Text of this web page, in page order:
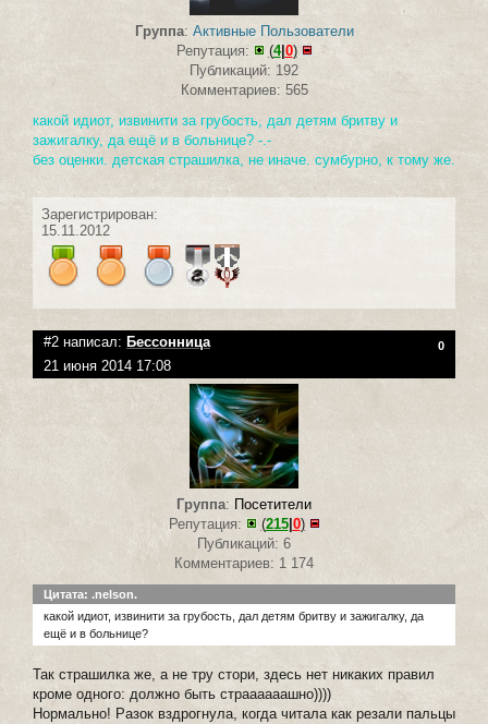
Группа: Активные Пользователи
Репутация:
(4| 0)
Публикаций: 192
Комментариев: 565
какой идиот, извинити за грубость, дал детям бритву и
зажигалку, да ещё и в больнице? -.-
без оценки. детская страшилка, не иначе. сумбурно, к тому же.
Зарегистрирован:
15.11.2012
#2 написал: Бессонница 0
21 июня 2014 17:08
Группа: Посетители
Репутация:
(215| 0)
Публикаций: 6
Комментариев: 1 174
Цитата: .nelson.
какой идиот, извинити за грубость, дал детям бритву и зажигалку, да
ещё и в больнице?
Так страшилка же, а не тру стори, здесь нет никаких правил
кроме одного: должно быть страааааашно))))
Нормально! Разок вздрогнула, когда читала как резали пальцы